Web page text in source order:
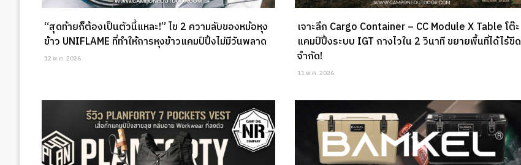
“สุดท้ายก็ต้องเป็นตัวนี้แหละ!” ไข 2 ความลับของหม้อหุง
ข้าว UNIFLAME ที่ทำให้การหุงข้าวแคมป์ปิ้งไม่มีวันพลาด
12 พ.ค. 2026
เจาะลึก Cargo Container – CC Module X Table โต๊ะ
แคมป์ปิ้งระบบ IGT กางไวใน 2 วินาที ขยายพื้นที่ได้ไร้ขีด
จำกัด!
11 พ.ค. 2026